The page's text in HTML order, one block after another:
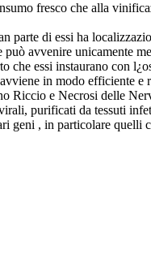
fresco che alla
di essi ha
avvenire unicamente
essi instaurano con
in modo efficiente e
Riccio e Necrosi delle
purificati da tessuti
geni , in particolare quelli